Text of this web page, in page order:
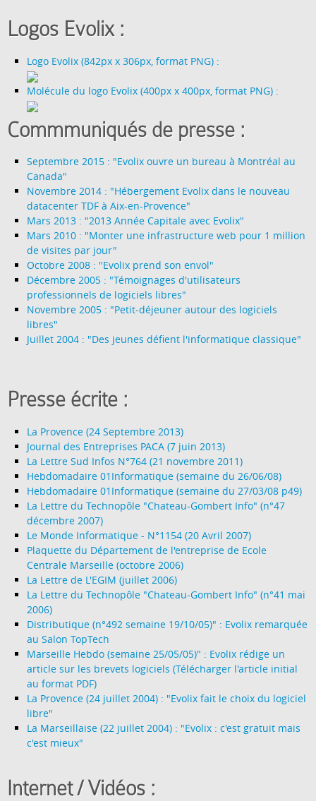
Logos Evolix :
Logo Evolix (842px x 306px, format PNG) :
Molécule du logo Evolix (400px x 400px, format PNG) :
Commmuniqués de presse :
Septembre 2015 : "Evolix ouvre un bureau à Montréal au
Canada"
Novembre 2014 : "Hébergement Evolix dans le nouveau
datacenter TDF à Aix-en-Provence"
Mars 2013 : "2013 Année Capitale avec Evolix"
Mars 2010 : "Monter une infrastructure web pour 1 million
de visites par jour"
Octobre 2008 : "Evolix prend son envol"
Décembre 2005 : "Témoignages d'utilisateurs
professionnels de logiciels libres"
Novembre 2005 : "Petit-déjeuner autour des logiciels
libres"
Juillet 2004 : "Des jeunes défient l'informatique classique"
Presse écrite :
La Provence (24 Septembre 2013)
Journal des Entreprises PACA (7 juin 2013)
La Lettre Sud Infos N°764 (21 novembre 2011)
Hebdomadaire 01Informatique (semaine du 26/06/08)
Hebdomadaire 01Informatique (semaine du 27/03/08 p49)
La Lettre du Technopôle "Chateau-Gombert Info" (n°47
décembre 2007)
Le Monde Informatique - N°1154 (20 Avril 2007)
Plaquette du Département de l'entreprise de Ecole
Centrale Marseille (octobre 2006)
La Lettre de L'EGIM (juillet 2006)
La Lettre du Technopôle "Chateau-Gombert Info" (n°41 mai
2006)
Distributique (n°492 semaine 19/10/05)" : Evolix remarquée
au Salon TopTech
Marseille Hebdo (semaine 25/05/05)" : Evolix rédige un
article sur les brevets logiciels (Télécharger l'article initial
au format PDF)
La Provence (24 juillet 2004) : "Evolix fait le choix du logiciel
libre"
La Marseillaise (22 juillet 2004) : "Evolix : c'est gratuit mais
c'est mieux"
Internet / Vidéos :